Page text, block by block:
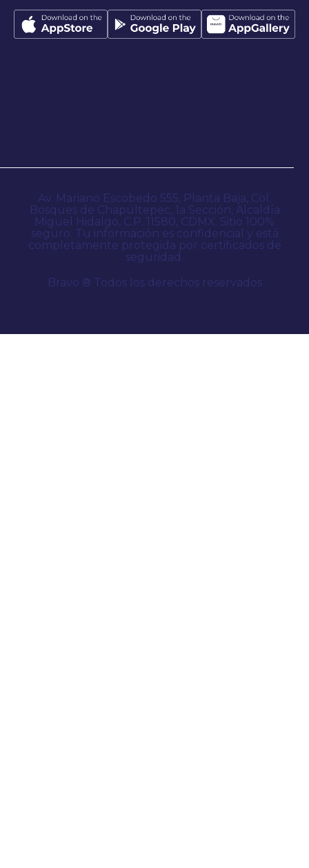
Av. Mariano Escobedo 555, Planta Baja, Col.
Bosques de Chapultepec, 1a Sección, Alcaldía
Miguel Hidalgo, C.P. 11580, CDMX. Sitio 100%
seguro. Tu información es confidencial y está
completamente protegida por certificados de
seguridad.
Bravo ® Todos los derechos reservados